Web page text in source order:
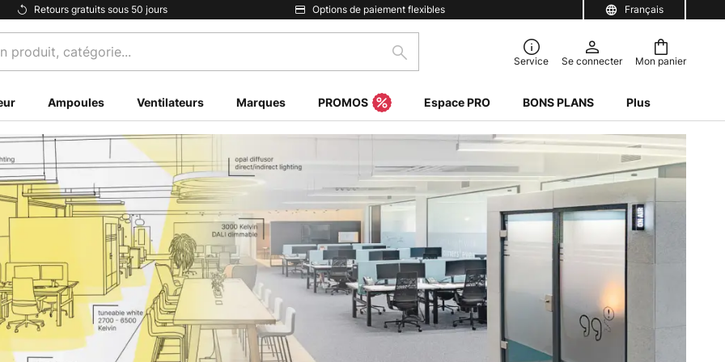
Français
Retours gratuits sous 50 jours Options de paiement flexibles
Mon panier
Rechercher Service Se connecter
Ampoules Ventilateurs Marques PROMOS Espace PRO BONS PLANS Plus